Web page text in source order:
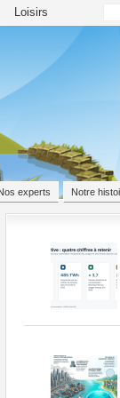
Loisirs
experts Notre